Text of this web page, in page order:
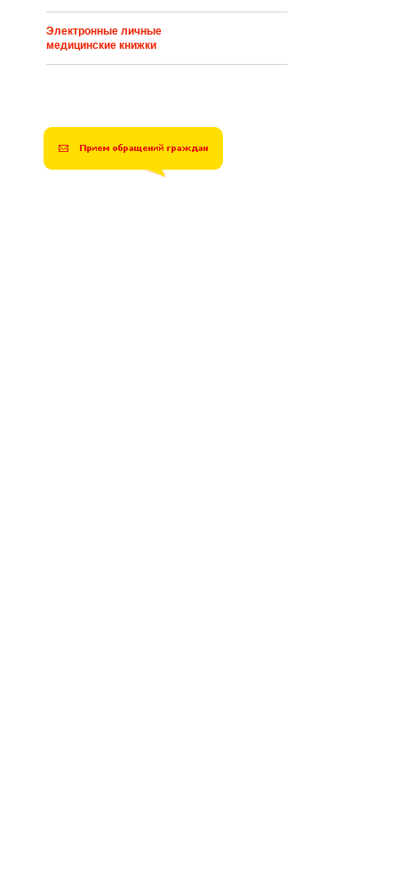
Электронные личные
медицинские книжки